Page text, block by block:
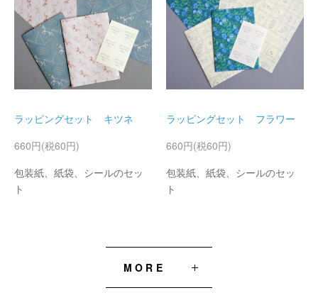
ラッピングセット キツネ
660円(税60円)
包装紙、紙袋、シールのセッ
ト
ラッピングセット フラワー
660円(税60円)
包装紙、紙袋、シールのセッ
ト
MORE